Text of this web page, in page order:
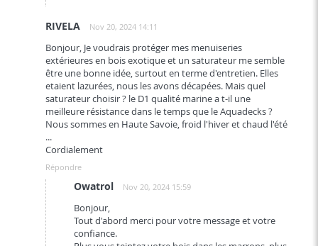
RIVELA Nov 20, 2024 14:11
Bonjour, Je voudrais protéger mes menuiseries
extérieures en bois exotique et un saturateur me semble
être une bonne idée, surtout en terme d'entretien. Elles
etaient lazurées, nous les avons décapées. Mais quel
saturateur choisir ? le D1 qualité marine a t-il une
meilleure résistance dans le temps que le Aquadecks ?
Nous sommes en Haute Savoie, froid l'hiver et chaud l'été
...
Cordialement
Répondre
Owatrol Nov 20, 2024 15:59
Bonjour,
Tout d'abord merci pour votre message et votre
confiance.